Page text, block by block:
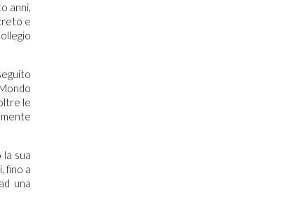
anni,
e
le
sua
fino a
una